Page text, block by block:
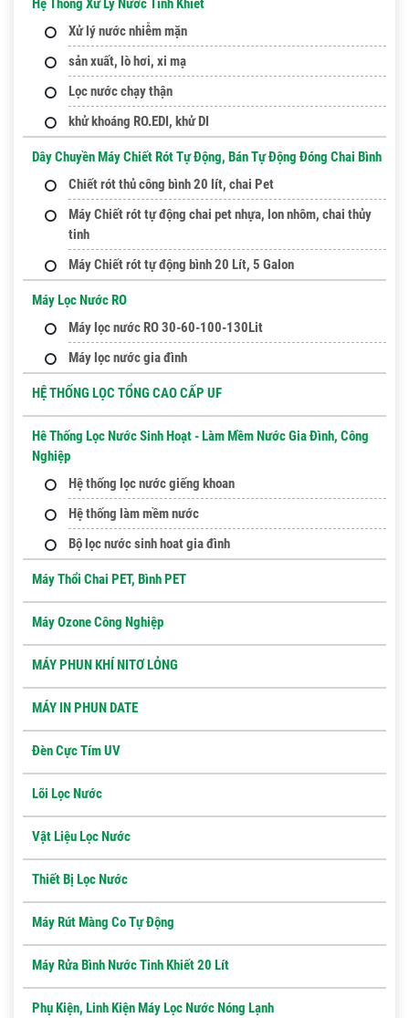
Hệ Thống Xử Lý Nước Tinh Khiết
Xử lý nước nhiễm mặn
sản xuất, lò hơi, xi mạ
Lọc nước chạy thận
khử khoáng RO.EDI, khử DI
Dây Chuyền Máy Chiết Rót Tự Động, Bán Tự Động Đóng Chai Bình
Chiết rót thủ công bình 20 lít, chai Pet
Máy Chiết rót tự động chai pet nhựa, lon nhôm, chai thủy
tinh
Máy Chiết rót tự động bình 20 Lít, 5 Galon
Máy Lọc Nước RO
Máy lọc nước RO 30-60-100-130Lit
Máy lọc nước gia đình
HỆ THỐNG LỌC TỔNG CAO CẤP UF
Hê Thống Lọc Nước Sinh Hoạt - Làm Mềm Nước Gia Đình, Công
Nghiệp
Hệ thống lọc nước giếng khoan
Hệ thống làm mềm nước
Bộ lọc nước sinh hoat gia đình
Máy Thổi Chai PET, Bình PET
Máy Ozone Công Nghiệp
MÁY PHUN KHÍ NITƠ LỎNG
MÁY IN PHUN DATE
Đèn Cực Tím UV
Lõi Lọc Nước
Vật Liệu Lọc Nước
Thiết Bị Lọc Nước
Máy Rút Màng Co Tự Động
Máy Rửa Bình Nước Tinh Khiết 20 Lít
Phụ Kiện, Linh Kiện Máy Lọc Nước Nóng Lạnh